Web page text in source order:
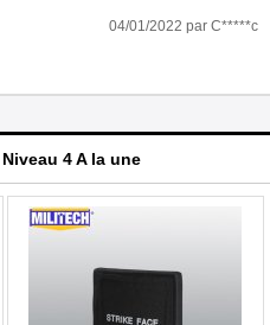
04/01/2022 par C*****c
4 A la une